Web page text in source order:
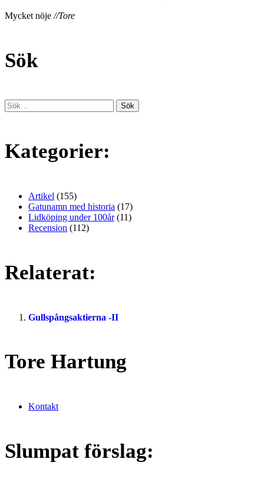
Mycket nöje //Tore
Sök
Kategorier:
Artikel (155)
Gatunamn med historia (17)
Lidköping under 100år(11)
Recension (112)
Relaterat:
Gullspångsaktierna -II
Tore Hartung
Kontakt
Slumpat förslag: